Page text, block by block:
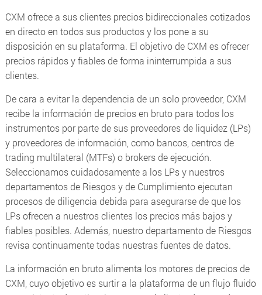
CXM ofrece a sus clientes precios bidireccionales cotizados
en directo en todos sus productos y los pone a su
disposición en su plataforma. El objetivo de CXM es ofrecer
precios rápidos y fiables de forma ininterrumpida a sus
clientes.
De cara a evitar la dependencia de un solo proveedor, CXM
recibe la información de precios en bruto para todos los
instrumentos por parte de sus proveedores de liquidez (LPs)
y proveedores de información, como bancos, centros de
trading multilateral (MTFs) o brokers de ejecución.
Seleccionamos cuidadosamente a los LPs y nuestros
departamentos de Riesgos y de Cumplimiento ejecutan
procesos de diligencia debida para asegurarse de que los
LPs ofrecen a nuestros clientes los precios más bajos y
fiables posibles. Además, nuestro departamento de Riesgos
revisa continuamente todas nuestras fuentes de datos.
La información en bruto alimenta los motores de precios de
CXM, cuyo objetivo es surtir a la plataforma de un flujo fluido